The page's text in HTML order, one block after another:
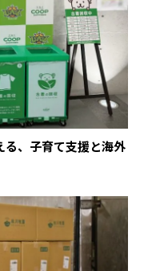
る、子育て支援と海外